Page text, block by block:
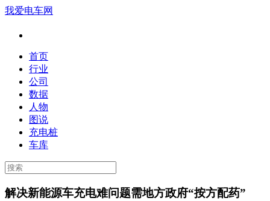
我爱电车网
首页
行业
公司
数据
人物
图说
充电桩
车库
解决新能源车充电难问题需地方政府“按方配药”